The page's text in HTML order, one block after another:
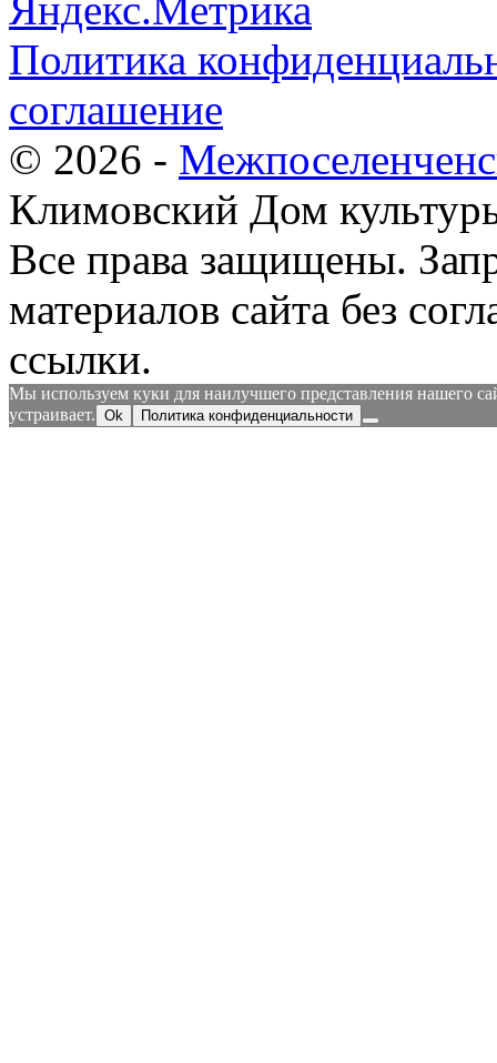
Политика
соглашение
© 2026 -
Климовский Дом
Все права защищены.
материалов сайта без
ссылки.
Мы используем куки для наилучшего представления нашего
устраивает. Ok Политика конфиденциальности